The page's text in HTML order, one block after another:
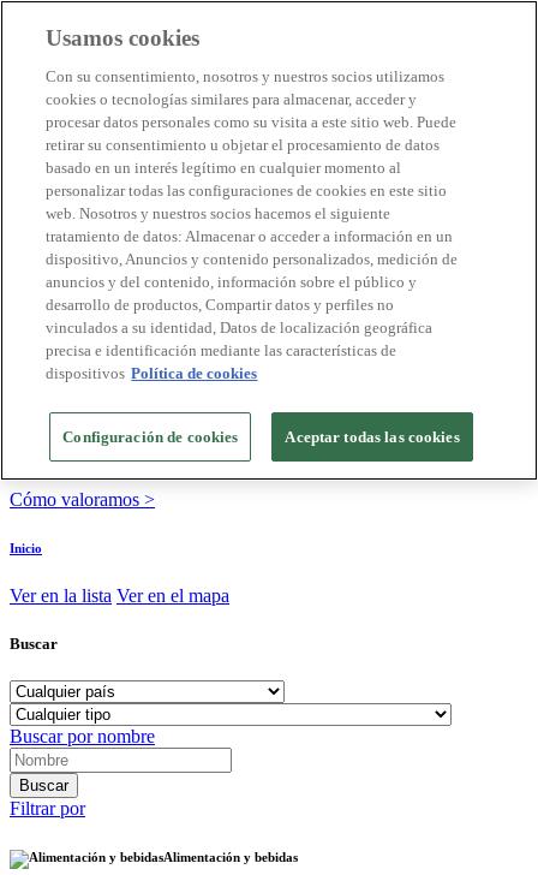
Empresas Biosphere
Cómo valoramos
Quienes somos
ES
English
Português
Français
Català
Deutsch
Türkçe
Construimos modelos sostenibles y certificamos las
buenas prácticas
+20 años promoviendo la cultura de la sostenibilidad, bajo los
principios y objetivos de Naciones Unidas
Cómo valoramos >
Inicio
Ver en la lista Ver en el mapa
Buscar
Buscar por nombre
Filtrar por
Alimentación y bebidas
Usamos cookies
Con su consentimiento, nosotros y nuestros socios utilizamos
cookies o tecnologías similares para almacenar, acceder y
procesar datos personales como su visita a este sitio web. Puede
retirar su consentimiento u objetar el procesamiento de datos
basado en un interés legítimo en cualquier momento al
personalizar todas las configuraciones de cookies en este sitio
web. Nosotros y nuestros socios hacemos el siguiente
tratamiento de datos: Almacenar o acceder a información en un
dispositivo, Anuncios y contenido personalizados, medición de
anuncios y del contenido, información sobre el público y
desarrollo de productos, Compartir datos y perfiles no
vinculados a su identidad, Datos de localización geográfica
precisa e identificación mediante las características de
dispositivos Política de cookies
Configuración de cookies Aceptar todas las cookies